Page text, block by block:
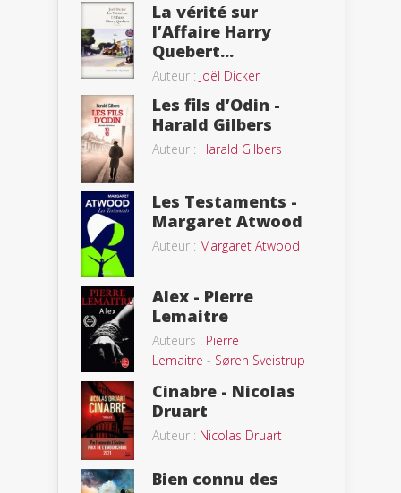
La vérité sur
l’Affaire Harry
Quebert...
Auteur : Joël Dicker
Les fils d’Odin -
Harald Gilbers
Auteur : Harald Gilbers
Les Testaments -
Margaret Atwood
Auteur : Margaret Atwood
Alex - Pierre
Lemaitre
Auteurs : Pierre
Lemaitre - Søren Sveistrup
Cinabre - Nicolas
Druart
Auteur : Nicolas Druart
Bien connu des